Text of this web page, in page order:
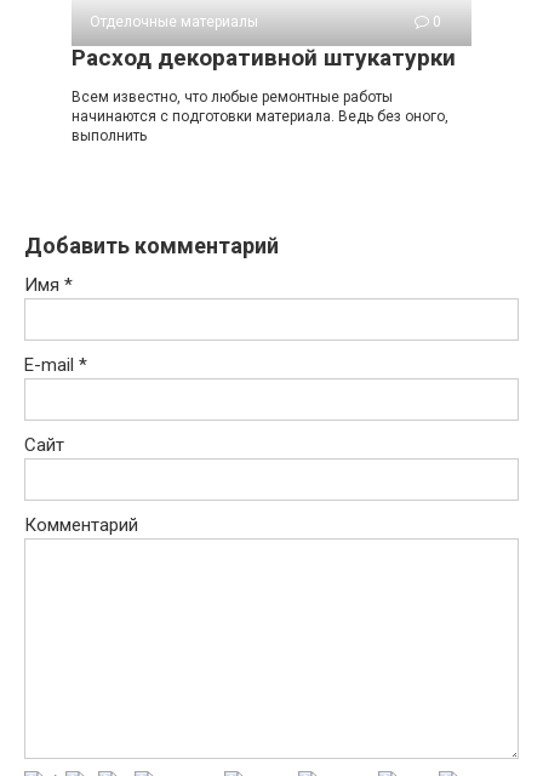
Отделочные материалы
0
Расход декоративной штукатурки
Всем известно, что любые ремонтные работы
начинаются с подготовки материала. Ведь без оного,
выполнить
Добавить комментарий
Имя *
E-mail *
Сайт
Комментарий